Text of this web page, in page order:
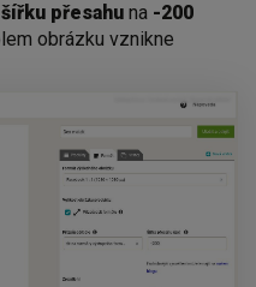
šířku přesahu na -200
obrázku vznikne